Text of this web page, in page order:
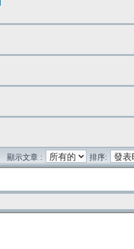
顯示文章 :
排序: